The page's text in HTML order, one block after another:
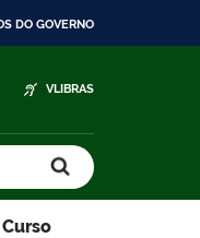
DO GOVERNO
VLIBRAS